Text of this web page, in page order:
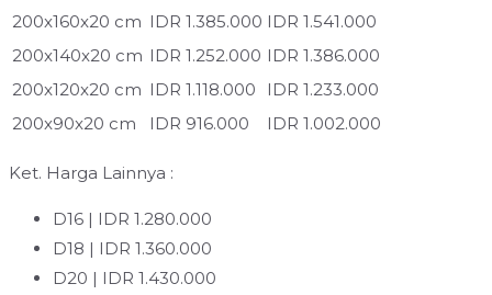
200x160x20 cm IDR 1.385.000 IDR 1.541.000
200x140x20 cm IDR 1.252.000 IDR 1.386.000
200x120x20 cm IDR 1.118.000
IDR 1.233.000
200x90x20 cm
IDR 916.000 IDR 1.002.000
Ket. Harga Lainnya :
D16 | IDR 1.280.000
D18 | IDR 1.360.000
D20 | IDR 1.430.000